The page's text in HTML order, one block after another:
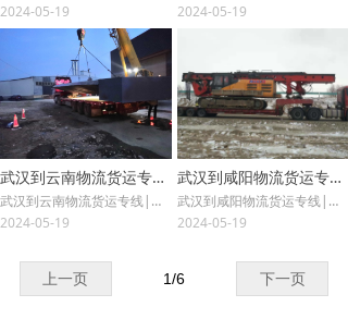
2024-05-19
2024-05-19
武汉到云南物流货运专线|武汉货运物流
武汉到云南物流货运专线|武汉货运物流,零担货物运输在控制运输成本的原则下可以安排货物拼装运输 。武汉到云南物流货运专线|武汉货运物流,物流配送：车型丰富,拥有各种型号的车辆,备有敞车.高栏车.全封闭车.半封闭车.集装箱车.商品车专用运输车,大吨位半挂车
2024-05-19
武汉到咸阳物流货运专线|武汉货运物流
武汉到咸阳物流货运专线|武汉货运物流,零担货物运输在控制运输成本的原则下可以安排货物拼装运输 。武汉到咸阳物流货运专线|武汉货运物流,物流配送：车型丰富,拥有各种型号的车辆,备有敞车.高栏车.全封闭车.半封闭车.集装箱车.商品车专用运输车,大吨位半挂车
2024-05-19
上一页 下一页
1/6